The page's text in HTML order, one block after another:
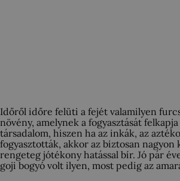
Időről időre felüti a fejét valamilyen
növény, amelynek a fogyasztását
társadalom, hiszen ha az inkák, az
fogyasztották, akkor az biztosan nagyon
rengeteg jótékony hatással bír. Jó pár
goji bogyó volt ilyen, most pedig az